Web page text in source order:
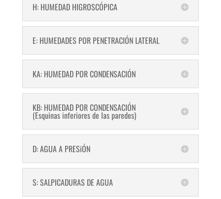
H: HUMEDAD HIGROSCÓPICA
E: HUMEDADES POR PENETRACIÓN LATERAL
KA: HUMEDAD POR CONDENSACIÓN
KB: HUMEDAD POR CONDENSACIÓN
(Esquinas inferiores de las paredes)
D: AGUA A PRESiÓN
S: SALPICADURAS DE AGUA